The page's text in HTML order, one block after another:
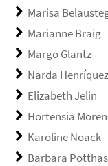
Marisa
Marianne Braig
Margo Glantz
Narda Henríquez
Elizabeth Jelin
Hortensia
Karoline Noack
Barbara